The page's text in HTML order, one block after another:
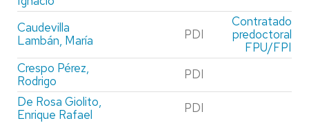
Caudevilla
Lambán, María
PDI
Contratado
predoctoral
FPU/FPI
Crespo Pérez,
Rodrigo
PDI
De Rosa Giolito,
Enrique Rafael
PDI